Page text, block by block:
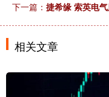
下一篇： 捷希缘 索英电
相关文章